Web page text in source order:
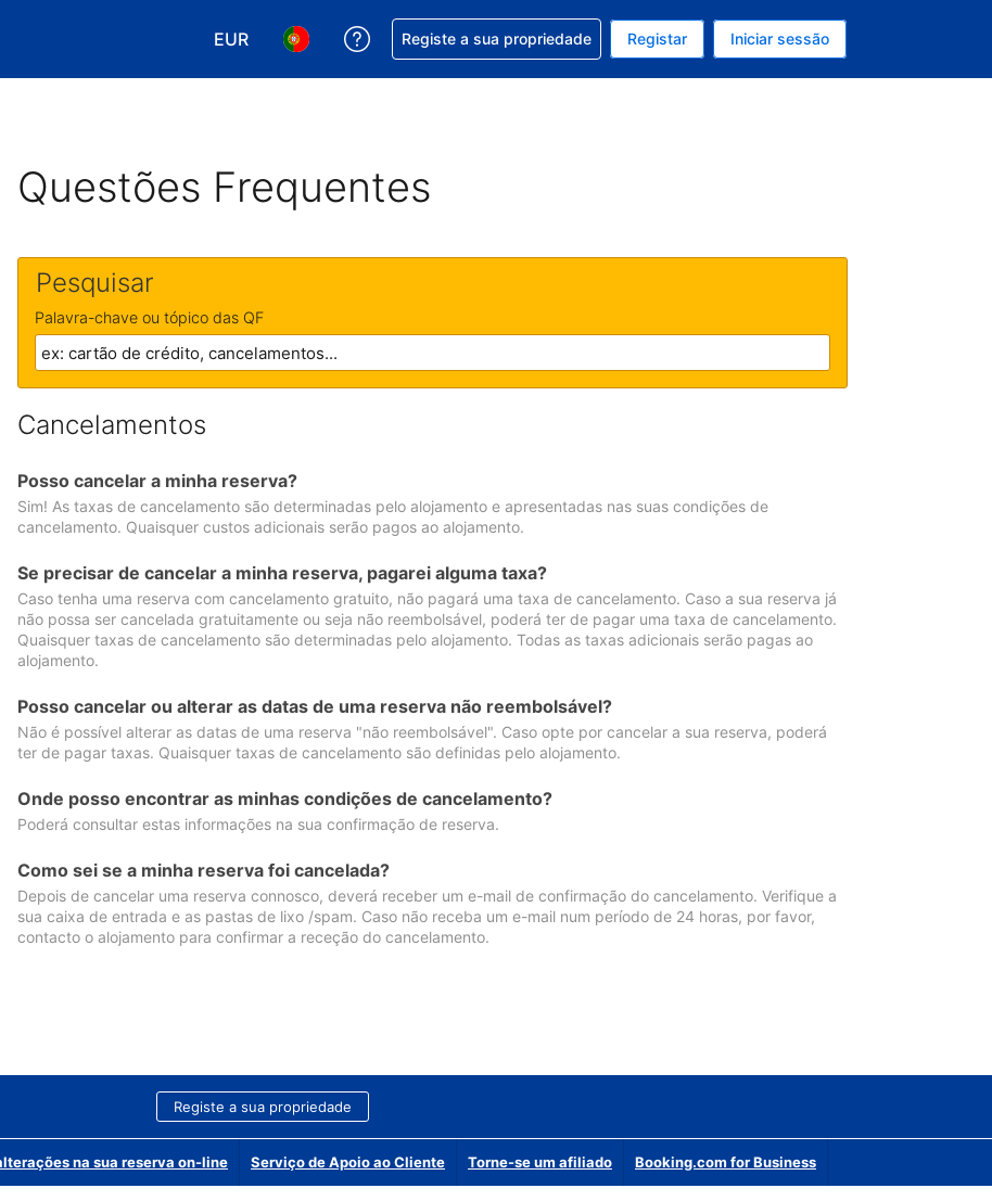
EUR
Escolha a sua moeda. A sua moeda atual é EUR
Escolha o seu idioma. O seu idioma atual é Português
Obtenha ajuda com a sua reserva
Registe a sua propriedade Registar Iniciar sessão
Questões Frequentes
Pesquisar
Palavra-chave ou tópico das QF
Cancelamentos
Posso cancelar a minha reserva?
Sim! As taxas de cancelamento são determinadas pelo alojamento e apresentadas nas suas condições de
cancelamento. Quaisquer custos adicionais serão pagos ao alojamento.
Se precisar de cancelar a minha reserva, pagarei alguma taxa?
Caso tenha uma reserva com cancelamento gratuito, não pagará uma taxa de cancelamento. Caso a sua reserva já
não possa ser cancelada gratuitamente ou seja não reembolsável, poderá ter de pagar uma taxa de cancelamento.
Quaisquer taxas de cancelamento são determinadas pelo alojamento. Todas as taxas adicionais serão pagas ao
alojamento.
Posso cancelar ou alterar as datas de uma reserva não reembolsável?
Não é possível alterar as datas de uma reserva "não reembolsável". Caso opte por cancelar a sua reserva, poderá
ter de pagar taxas. Quaisquer taxas de cancelamento são definidas pelo alojamento.
Onde posso encontrar as minhas condições de cancelamento?
Poderá consultar estas informações na sua confirmação de reserva.
Como sei se a minha reserva foi cancelada?
Depois de cancelar uma reserva connosco, deverá receber um e-mail de confirmação do cancelamento. Verifique a
sua caixa de entrada e as pastas de lixo /spam. Caso não receba um e-mail num período de 24 horas, por favor,
contacto o alojamento para confirmar a receção do cancelamento.
Registe a sua propriedade
na sua reserva on-line Serviço de Apoio ao Cliente Torne-se um afiliado Booking.com for Business